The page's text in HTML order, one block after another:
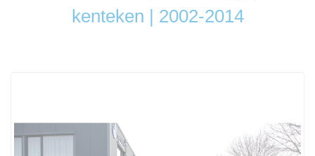
kenteken | 2002-2014